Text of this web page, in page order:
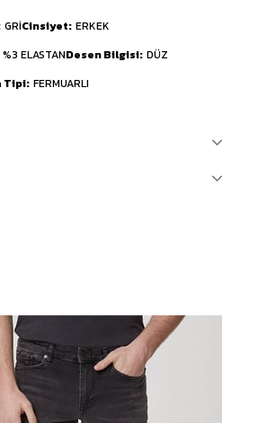
GRİCinsiyet ERKEK
ELASTANDesen Bilgisi DÜZ
Tipi FERMUARLI